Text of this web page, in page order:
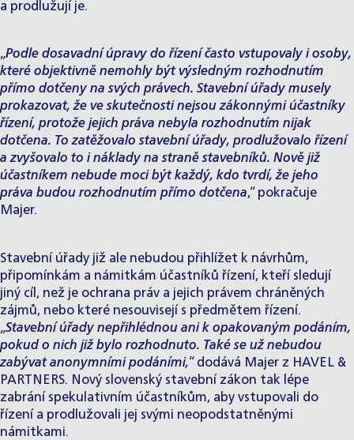
a prodlužují je.
„Podle dosavadní úpravy do řízení často vstupovaly i osoby,
které objektivně nemohly být výsledným rozhodnutím
přímo dotčeny na svých právech. Stavební úřady musely
prokazovat, že ve skutečnosti nejsou zákonnými účastníky
řízení, protože jejich práva nebyla rozhodnutím nijak
dotčena. To zatěžovalo stavební úřady, prodlužovalo řízení
a zvyšovalo to i náklady na straně stavebníků. Nově již
účastníkem nebude moci být každý, kdo tvrdí, že jeho
práva budou rozhodnutím přímo dotčena,“ pokračuje
Majer.
Stavební úřady již ale nebudou přihlížet k návrhům,
připomínkám a námitkám účastníků řízení, kteří sledují
jiný cíl, než je ochrana práv a jejich právem chráněných
zájmů, nebo které nesouvisejí s předmětem řízení.
„Stavební úřady nepřihlédnou ani k opakovaným podáním,
pokud o nich již bylo rozhodnuto. Také se už nebudou
zabývat anonymními podáními,“ dodává Majer z HAVEL &
PARTNERS. Nový slovenský stavební zákon tak lépe
zabrání spekulativním účastníkům, aby vstupovali do
řízení a prodlužovali jej svými neopodstatněnými
námitkami.